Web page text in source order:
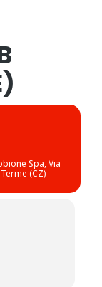
Spa, Via
(CZ)